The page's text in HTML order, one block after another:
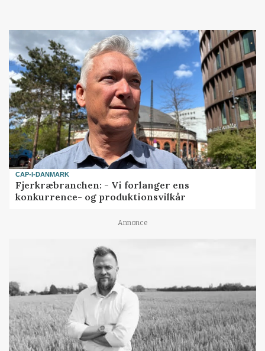
CAP-I-DANMARK
Fjerkræbranchen: - Vi forlanger ens
konkurrence- og produktionsvilkår
Annonce